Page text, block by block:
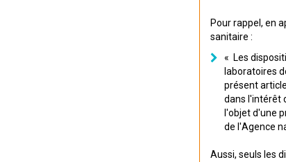
Pour rappel, en
sanitaire :
« Les
laboratoires
présent
dans l'intérêt
l'objet d'une
de l'Agence
Aussi, seuls les